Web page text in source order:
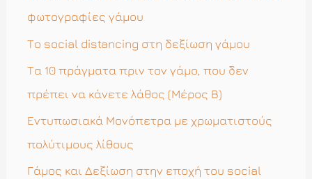
γ
φωτογραφίες γάμου
Το social distancing στη δεξίωση γάμου
Τα 10 πράγματα πριν τον γάμο, που δεν
πρέπει να κάνετε λάθος (Μέρος Β)
Εντυπωσιακά Μονόπετρα με χρωματιστούς
πολύτιμους λίθους
Γάμος και Δεξίωση στην εποχή του social